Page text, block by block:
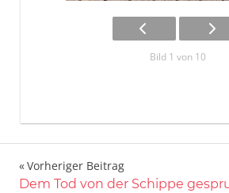
Bild 1 von 10
Beitragsnavigation
Vorheriger Beitrag
Dem Tod von der Schippe